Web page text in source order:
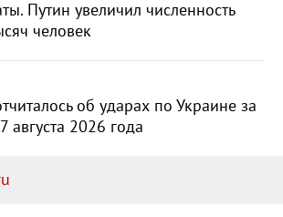
Путин увеличил численность
человек
об ударах по Украине за
августа 2026 года